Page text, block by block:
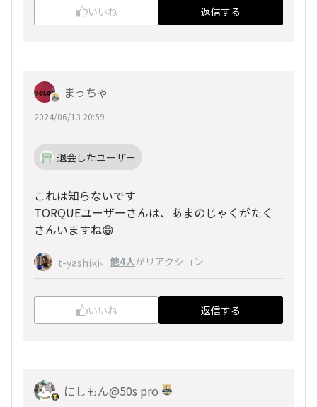
いいね 返信する
まっちゃ
2024/06/13 20:59
退会したユーザー
これは知らないです
TORQUEユーザーさんは、あまのじゃくがたく
さんいますね😁
t-yashiki、 他4人がリアクション
いいね 返信する
にしもん@50s pro